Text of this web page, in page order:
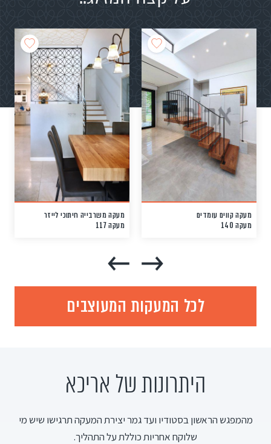
מעקה קווים עומדים
מעקה 140
מעקה משרבייה חיתוכי לייזר
מעקה 117
לכל המעקות המעוצבים
היתרונות של אריכא
מהמפגש הראשון בסטודיו ועד גמר יצירת המעקה תרגישו שיש מי
שלוקח אחריות כוללת על התהליך.